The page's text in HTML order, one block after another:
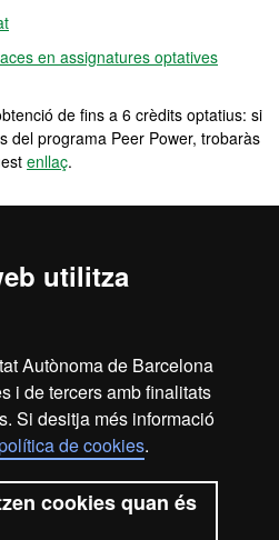
utilitza
Autònoma de Barcelona
i de tercers amb finalitats
Si desitja més informació
de cookies.
cookies quan és
en assignatures optatives
de fins a 6 crèdits optatius: si
del programa Peer Power, trobaràs
enllaç.
el període de matrícula:
a 13 h
durant el període de matrícula,